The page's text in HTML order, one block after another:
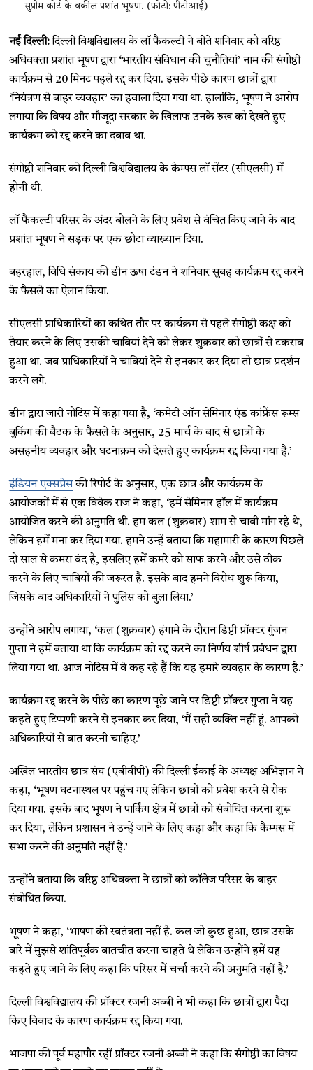
सुप्रीम कोर्ट के वकील प्रशांत भूषण. (फोटो: पीटीआई)
नई दिल्ली:दिल्ली विश्वविद्यालय के लॉ फैकल्टी ने बीते शनिवार को वरिष्ठ
अधिवक्ता प्रशांत भूषण द्वारा ‘भारतीय संविधान की चुनौतियां’ नाम की संगोष्ठी
कार्यक्रम से 20 मिनट पहले रद्द कर दिया. इसके पीछे कारण छात्रों द्वारा
‘नियंत्रण से बाहर व्यवहार’ का हवाला दिया गया था. हालांकि, भूषण ने आरोप
लगाया कि विषय और मौजूदा सरकार के खिलाफ उनके रुख को देखते हुए
कार्यक्रम को रद्द करने का दबाव था.
संगोष्ठी शनिवार को दिल्ली विश्वविद्यालय के कैम्पस लॉ सेंटर (सीएलसी) में
होनी थी.
लॉ फैकल्टी परिसर के अंदर बोलने के लिए प्रवेश से वंचित किए जाने के बाद
प्रशांत भूषण ने सड़क पर एक छोटा व्याख्यान दिया.
बहरहाल, विधि संकाय की डीन ऊषा टंडन ने शनिवार सुबह कार्यक्रम रद्द करने
के फैसले का ऐलान किया.
सीएलसी प्राधिकारियों का कथित तौर पर कार्यक्रम से पहले संगोष्ठी कक्ष को
तैयार करने के लिए उसकी चाबियां देने को लेकर शुक्रवार को छात्रों से टकराव
हुआ था. जब प्राधिकारियों ने चाबियां देने से इनकार कर दिया तो छात्र प्रदर्शन
करने लगे.
डीन द्वारा जारी नोटिस में कहा गया है, ‘कमेटी ऑन सेमिनार एंड कांफ्रेंस रूम्स
बुकिंग की बैठक के फैसले के अनुसार, 25 मार्च के बाद से छात्रों के
असहनीय व्यवहार और घटनाक्रम को देखते हुए कार्यक्रम रद्द किया गया है.’
इंडियन एक्सप्रेसकी रिपोर्ट के अनुसार, एक छात्र और कार्यक्रम के
आयोजकों में से एक विवेक राज ने कहा, ‘हमें सेमिनार हॉल में कार्यक्रम
आयोजित करने की अनुमति थी. हम कल (शुक्रवार) शाम से चाबी मांग रहे थे,
लेकिन हमें मना कर दिया गया. हमने उन्हें बताया कि महामारी के कारण पिछले
दो साल से कमरा बंद है, इसलिए हमें कमरे को साफ करने और उसे ठीक
करने के लिए चाबियों की जरूरत है. इसके बाद हमने विरोध शुरू किया,
जिसके बाद अधिकारियों ने पुलिस को बुला लिया.’
उन्होंने आरोप लगाया, ‘कल (शुक्रवार) हंगामे के दौरान डिप्टी प्रॉक्टर गुंजन
गुप्ता ने हमें बताया था कि कार्यक्रम को रद्द करने का निर्णय शीर्ष प्रबंधन द्वारा
लिया गया था. आज नोटिस में वे कह रहे हैं कि यह हमारे व्यवहार के कारण है.’
कार्यक्रम रद्द करने के पीछे का कारण पूछे जाने पर डिप्टी प्रॉक्टर गुप्ता ने यह
कहते हुए टिप्पणी करने से इनकार कर दिया, ‘मैं सही व्यक्ति नहीं हूं. आपको
अधिकारियों से बात करनी चाहिए.’
अखिल भारतीय छात्र संघ (एबीवीपी) की दिल्ली ईकाई के अध्यक्ष अभिज्ञान ने
कहा, ‘भूषण घटनास्थल पर पहुंच गए लेकिन छात्रों को प्रवेश करने से रोक
दिया गया. इसके बाद भूषण ने पार्किंग क्षेत्र में छात्रों को संबोधित करना शुरू
कर दिया, लेकिन प्रशासन ने उन्हें जाने के लिए कहा और कहा कि कैम्पस में
सभा करने की अनुमति नहीं है.’
उन्होंने बताया कि वरिष्ठ अधिवक्ता ने छात्रों को कॉलेज परिसर के बाहर
संबोधित किया.
भूषण ने कहा, ‘भाषण की स्वतंत्रता नहीं है. कल जो कुछ हुआ, छात्र उसके
बारे में मुझसे शांतिपूर्वक बातचीत करना चाहते थे लेकिन उन्होंने हमें यह
कहते हुए जाने के लिए कहा कि परिसर में चर्चा करने की अनुमति नहीं है.’
दिल्ली विश्वविद्यालय की प्रॉक्टर रजनी अब्बी ने भी कहा कि छात्रों द्वारा पैदा
किए विवाद के कारण कार्यक्रम रद्द किया गया.
भाजपा की पूर्व महापौर रहीं प्रॉक्टर रजनी अब्बी ने कहा कि संगोष्ठी का विषय